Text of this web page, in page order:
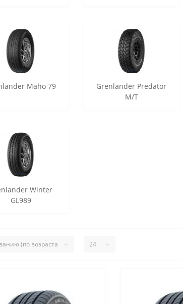
Maho 79
Grenlander Predator
M/T
Winter
GL989